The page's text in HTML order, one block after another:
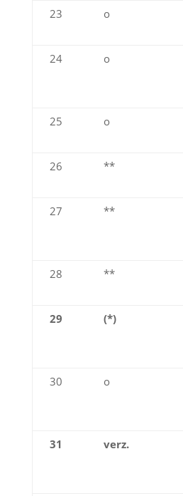
23 o
24
o
25
o
26
**
27
**
28
**
29
(*)
30
o
31
verz.